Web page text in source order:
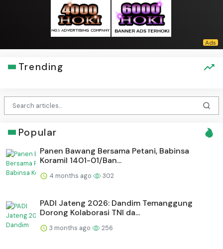
Trending
Popular
Panen Bawang Bersama Petani, Babinsa
Koramil 1401-01/Ban...
4 months ago 302
PADI Jateng 2026: Dandim Temanggung
Dorong Kolaborasi TNI da...
3 months ago 256